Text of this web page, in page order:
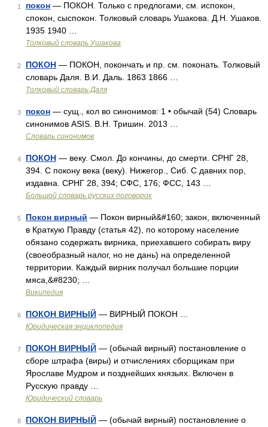
1 покон — ПОКОН. Только с предлогами, см. испокон,
спокон, сыспокон. Толковый словарь Ушакова. Д.Н. Ушаков.
1935 1940 …
Толковый словарь Ушакова
2 ПОКОН — ПОКОН, покончать и пр. см. поконать. Толковый
словарь Даля. В.И. Даль. 1863 1866 …
Толковый словарь Даля
3 покон — сущ., кол во синонимов: 1 • обычай (54) Словарь
синонимов ASIS. В.Н. Тришин. 2013 …
Словарь синонимов
4 ПОКОН — веку. Смол. До кончины, до смерти. СРНГ 28,
394. С покону века (веку). Нижегор., Сиб. С давних пор,
издавна. СРНГ 28, 394; СФС, 176; ФСС, 143 …
Большой словарь русских поговорок
5 Покон вирный — Покон вирный&#160; закон, включенный
в Краткую Правду (статья 42), по которому население
обязано содержать вирника, приехавшего собирать виру
(своеобразный налог, но не дань) на определенной
территории. Каждый вирник получал большие порции
мяса,&#8230; …
Википедия
6 ПОКОН ВИРНЫЙ — ВИРНЫЙ ПОКОН …
Юридическая энциклопедия
7 ПОКОН ВИРНЫЙ — (обычай вирный) постановление о
сборе штрафа (виры) и отчислениях сборщикам при
Ярославе Мудром и позднейших князьях. Включен в
Русскую правду …
Юридический словарь
8 ПОКОН ВИРНЫЙ — (обычай вирный) постановление о